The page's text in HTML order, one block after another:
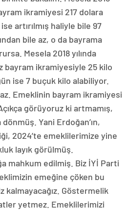
ikramiyesi 217 dolara
artırılmış haliyle bile 97
bile az, o da bayrama
Mesela 2018 yılında
bayram ikramiyesiyle 25 kilo
ise 7 buçuk kilo alabiliyor.
Emeklinin bayram ikramiyesi
görüyoruz ki artmamış,
Yani Erdoğan’ın,
2024’te emeklilerimize yine
layık görülmüş.
mahkum edilmiş. Biz İYİ Parti
emeğine çöken bu
kalmayacağız. Göstermelik
yetmez. Emeklilerimizi